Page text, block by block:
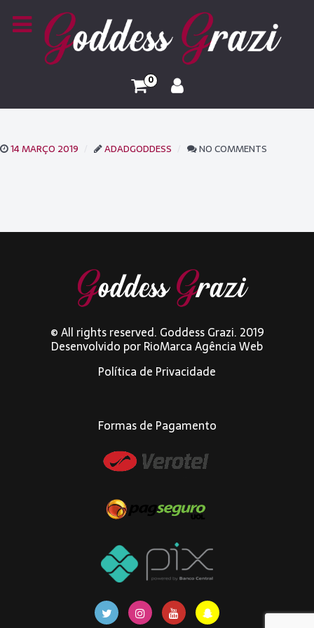
0
14 MARÇO 2019 ADADGODDESS NO COMMENTS
© All rights reserved. Goddess Grazi. 2019
Desenvolvido porRioMarca Agência Web
Política de Privacidade
Formas de Pagamento